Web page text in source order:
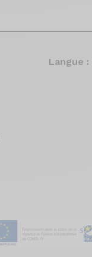
Langue :